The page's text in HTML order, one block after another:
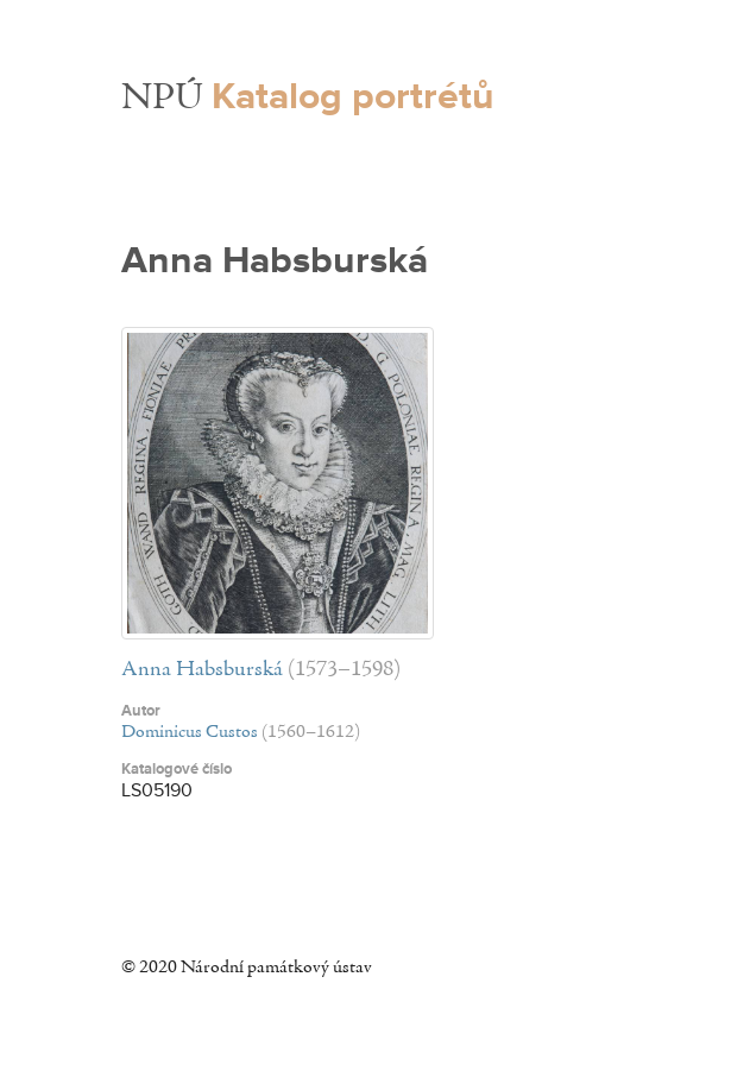
NPÚ Katalog portrétů
Anna Habsburská
Anna Habsburská (1573–1598)
Autor
Dominicus Custos (1560–1612)
Katalogové číslo
LS05190
© 2020 Národní památkový ústav